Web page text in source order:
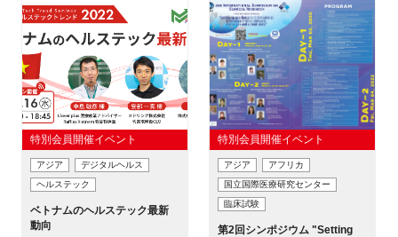
イベント
プログラム
インタビュー・コラム
ニュース・掲示板
LINK-Jを知る
特別会員開催イベント
アジア
デジタルヘルス
ヘルステック
ベトナムのヘルステック最新
動向
特別会員開催イベント
アジア
アフリカ
国立国際医療研究センター
臨床試験
第2回シンポジウム "Setting